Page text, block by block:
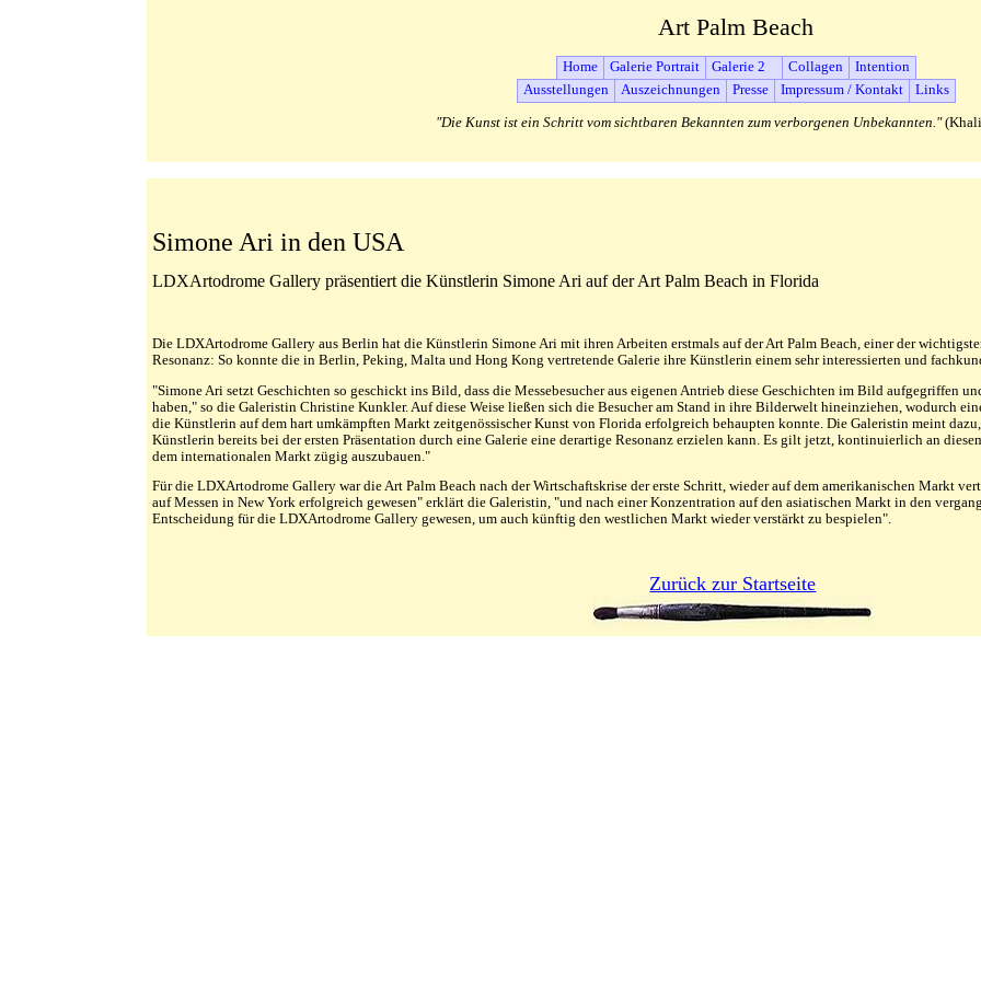
Art Palm Beach
Home Galerie Portrait Galerie 2 Collagen
Intention
Ausstellungen
Auszeichnungen Presse Impressum / Kontakt Links
"Die Kunst ist ein Schritt vom sichtbaren Bekannten zum verborgenen Unbekannten."
Simone Ari in den USA
LDXArtodrome Gallery präsentiert die Künstlerin Simone Ari auf der Art Palm Beach in Florida
Die LDXArtodrome Gallery aus Berlin hat die Künstlerin Simone Ari mit ihren Arbeiten erstmals auf der Art Palm Beach, einer der
Resonanz: So konnte die in Berlin, Peking, Malta und Hong Kong vertretende Galerie ihre Künstlerin einem sehr interessierten und
"Simone Ari setzt Geschichten so geschickt ins Bild, dass die Messebesucher aus eigenen Antrieb diese Geschichten im Bild aufgegriffen
haben," so die Galeristin Christine Kunkler. Auf diese Weise ließen sich die Besucher am Stand in ihre Bilderwelt hineinziehen, wodurch
die Künstlerin auf dem hart umkämpften Markt zeitgenössischer Kunst von Florida erfolgreich behaupten konnte. Die Galeristin meint
Künstlerin bereits bei der ersten Präsentation durch eine Galerie eine derartige Resonanz erzielen kann. Es gilt jetzt, kontinuierlich an
dem internationalen Markt zügig auszubauen."
Für die LDXArtodrome Gallery war die Art Palm Beach nach der Wirtschaftskrise der erste Schritt, wieder auf dem amerikanischen Markt
auf Messen in New York erfolgreich gewesen" erklärt die Galeristin, "und nach einer Konzentration auf den asiatischen Markt in den
Entscheidung für die LDXArtodrome Gallery gewesen, um auch künftig den westlichen Markt wieder verstärkt zu bespielen".
Zurück zur Startseite